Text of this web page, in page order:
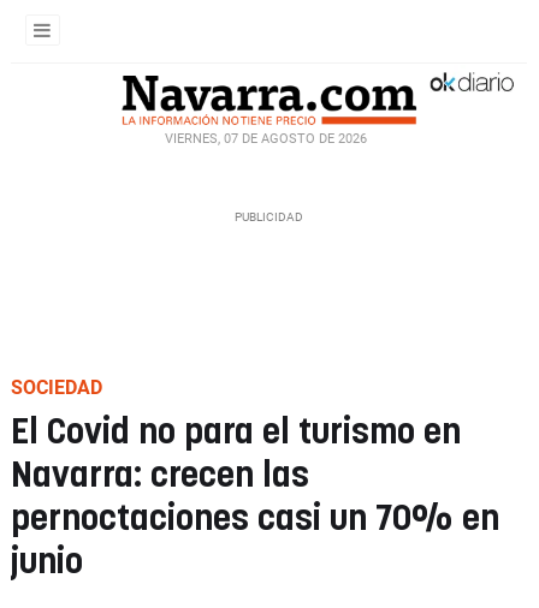
VIERNES, 07 DE AGOSTO DE 2026
SOCIEDAD
El Covid no para el turismo en
Navarra: crecen las
pernoctaciones casi un 70% en
junio